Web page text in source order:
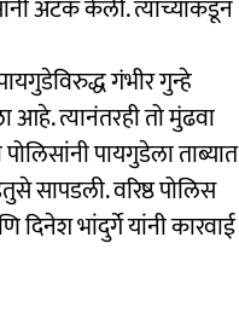
अटक केली. त्याच्याकडून
गंभीर गुन्हे
त्यानंतरही तो मुंढवा
पायगुडेला ताब्यात
सापडली. वरिष्ठ पोलिस
भांदुर्गे यांनी कारवाई